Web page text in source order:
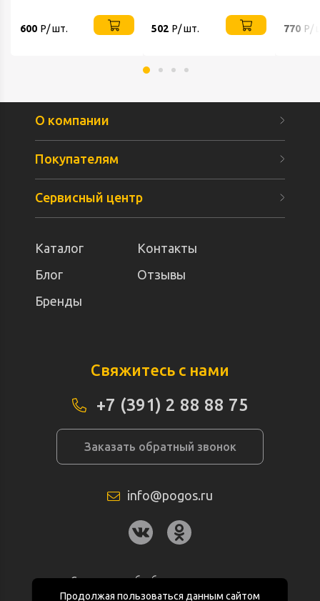
600 Р/ шт.
502 Р/ шт. 770 Р/
Продолжая пользоваться данным сайтом
О компании
Покупателям
Сервисный центр
Каталог
Контакты
Блог
Отзывы
Бренды
Свяжитесь с нами
+7 (391) 2 88 88 75
Заказать обратный звонок
info@pogos.ru
Согласие на обработку персональных
данных